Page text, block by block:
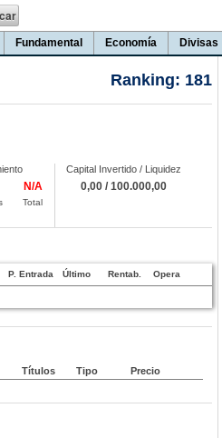
Fundamental Economía Divisas
Ranking: 181
N/A
Total
Capital Invertido / Liquidez
0,00 / 100.000,00
P. Entrada Último Rentab. Opera
Títulos Tipo Precio